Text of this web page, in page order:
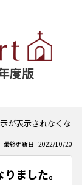
度版
が表示されなくなり
最終更新日 : 2022/10/20
ました。